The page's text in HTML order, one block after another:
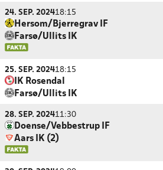
24. SEP. 202418:15
Hersom/Bjerregrav IF
Farsø/Ullits IK
25. SEP. 202418:15
IK Rosendal
Farsø/Ullits IK
28. SEP. 202411:30
Doense/Vebbestrup IF
Aars IK (2)